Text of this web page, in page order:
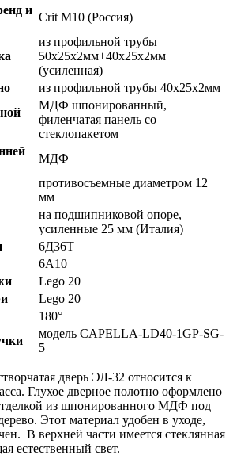
и
Crit M10 (Россия)
из профильной трубы
50х25х2мм+40х25х2мм
(усиленная)
из профильной трубы 40х25х2мм
МДФ шпонированный,
филенчатая панель со
стеклопакетом
МДФ
противосъемные диаметром 12
мм
на подшипниковой опоре,
усиленные 25 мм (Италия)
6Д36Т
6А10
Lego 20
Lego 20
180°
модель CAPELLA-LD40-1GP-SG-
5
дверь ЭЛ-32 относится к
Глухое дверное полотно оформлено
из шпонированного МДФ под
Этот материал удобен в уходе,
В верхней части имеется стеклянная
естественный свет.